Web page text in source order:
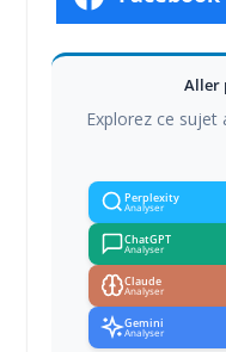
Aller
Explorez ce sujet
Perplexity
Analyser
ChatGPT
Analyser
Claude
Analyser
Gemini
Analyser